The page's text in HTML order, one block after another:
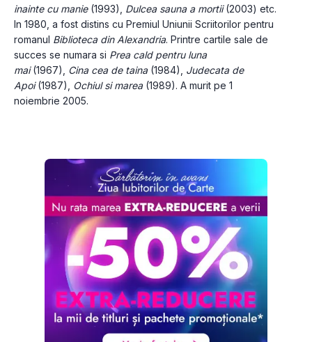
inainte cu manie (1993), Dulcea sauna a mortii (2003) etc.
In 1980, a fost distins cu Premiul Uniunii Scriitorilor pentru
romanul Biblioteca din Alexandria. Printre cartile sale de
succes se numara si Prea cald pentru luna
mai (1967), Cina cea de taina (1984), Judecata de
Apoi (1987), Ochiul si marea (1989). A murit pe 1
noiembrie 2005.